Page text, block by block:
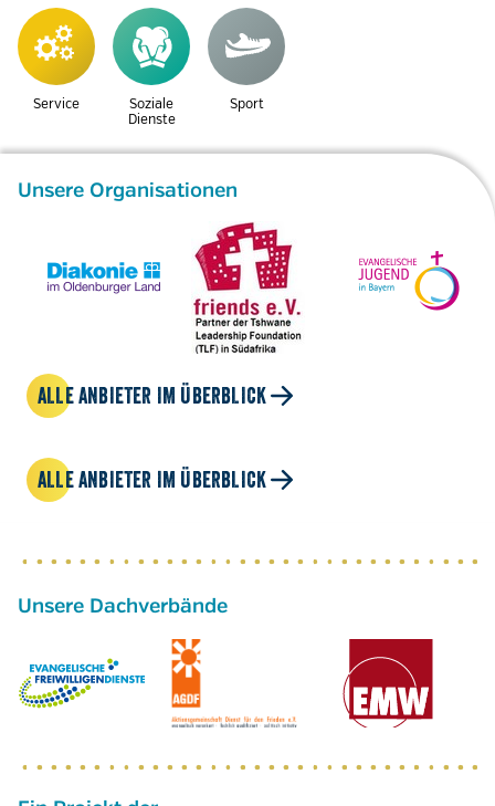
Service
Soziale
Dienste
Sport
Unsere Organisationen
ALLE ANBIETER IM ÜBERBLICK
ALLE ANBIETER IM ÜBERBLICK